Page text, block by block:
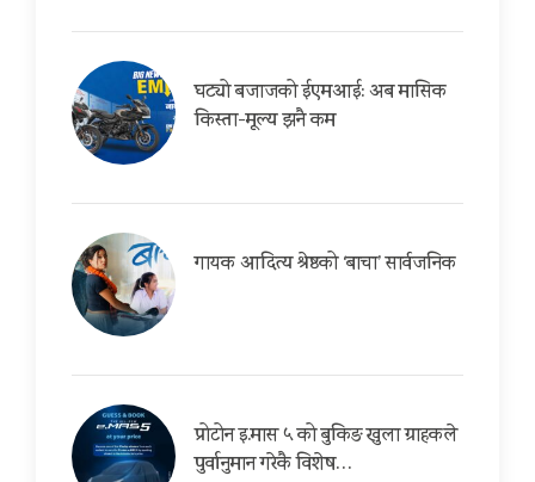
घट्यो बजाजको ईएमआई: अब मासिक
किस्ता-मूल्य झनै कम
गायक आदित्य श्रेष्ठको ‘बाचा’ सार्वजनिक
प्रोटोन इ.मास ५ को बुकिङ खुला ग्राहकले
पुर्वानुमान गरेकै विशेष…